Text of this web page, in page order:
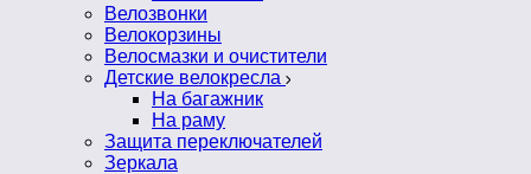
Велозвонки
Велокорзины
Велосмазки и очистители
Детские велокресла
На багажник
На раму
Защита переключателей
Зеркала